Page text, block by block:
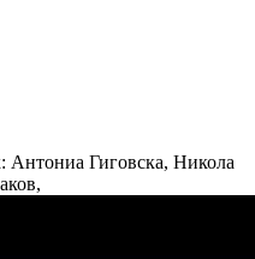
Гиговска, Никола